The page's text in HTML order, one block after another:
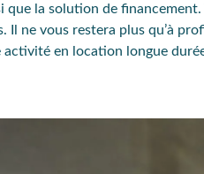
la solution de
Il ne vous restera plus qu’à
en location longue